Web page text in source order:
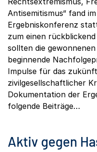
Antisemitismus“ fand
Ergebniskonferenz
zum einen
sollten die
beginnende
Impulse für das
zivilgesellschaftlicher
Dokumentation der
folgende Beiträge…
Aktiv gegen